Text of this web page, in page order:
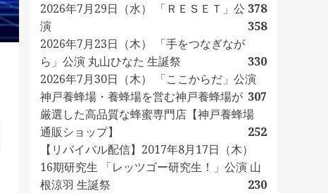
378
2026年7月29日（水） 「ＲＥＳＥＴ」公
演
358
2026年7月23日（木） 「手をつなぎなが
ら」公演 丸山ひなた 生誕祭
330
2026年7月30日（木） 「ここからだ」公演
307
神戸養蜂場・養蜂場を営む神戸養蜂場が
厳選した高品質な蜂蜜専門店【神戸養蜂場
通販ショップ】
252
【リバイバル配信】2017年8月17日（木）
16期研究生 「レッツゴー研究生！」公演 山
根涼羽 生誕祭
230